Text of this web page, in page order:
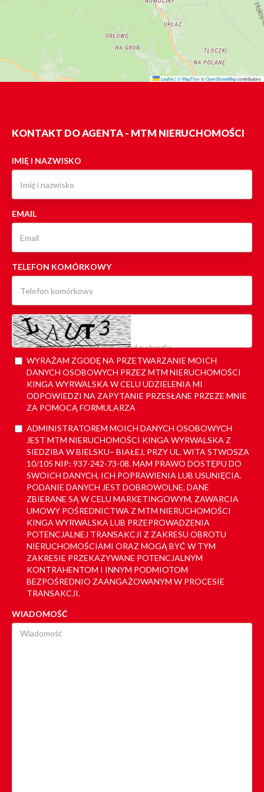
Leaflet|© MapTiler©OpenStreetMapcontributors
KONTAKT DO AGENTA - MTM NIERUCHOMOŚCI
IMIĘ I NAZWISKO
EMAIL
TELEFON KOMÓRKOWY
WYRAŻAM ZGODĘ NA PRZETWARZANIE MOICH
DANYCH OSOBOWYCH PRZEZ MTM NIERUCHOMOŚCI
KINGA WYRWALSKA W CELU UDZIELENIA MI
ODPOWIEDZI NA ZAPYTANIE PRZESŁANE PRZEZE MNIE
ZA POMOCĄ FORMULARZA
ADMINISTRATOREM MOICH DANYCH OSOBOWYCH
JEST MTM NIERUCHOMOŚCI KINGA WYRWALSKA Z
SIEDZIBA W BIELSKU– BIAŁEJ, PRZY UL. WITA STWOSZA
10/105 NIP: 937-242-73-08. MAM PRAWO DOSTĘPU DO
SWOICH DANYCH, ICH POPRAWIENIA LUB USUNIĘCIA.
PODANIE DANYCH JEST DOBROWOLNE. DANE
ZBIERANE SĄ W CELU MARKETINGOWYM, ZAWARCIA
UMOWY POŚREDNICTWA Z MTM NIERUCHOMOŚCI
KINGA WYRWALSKA LUB PRZEPROWADZENIA
POTENCJALNEJ TRANSAKCJI Z ZAKRESU OBROTU
NIERUCHOMOŚCIAMI ORAZ MOGĄ BYĆ W TYM
ZAKRESIE PRZEKAZYWANE POTENCJALNYM
KONTRAHENTOM I INNYM PODMIOTOM
BEZPOŚREDNIO ZAANGAŻOWANYM W PROCESIE
TRANSAKCJI.
WIADOMOŚĆ